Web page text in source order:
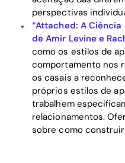
perspectivas
“Attached: A
de Amir Levine e
como os estilos de
comportamento nos
os casais a
próprios estilos de
trabalhem
relacionamentos.
sobre como